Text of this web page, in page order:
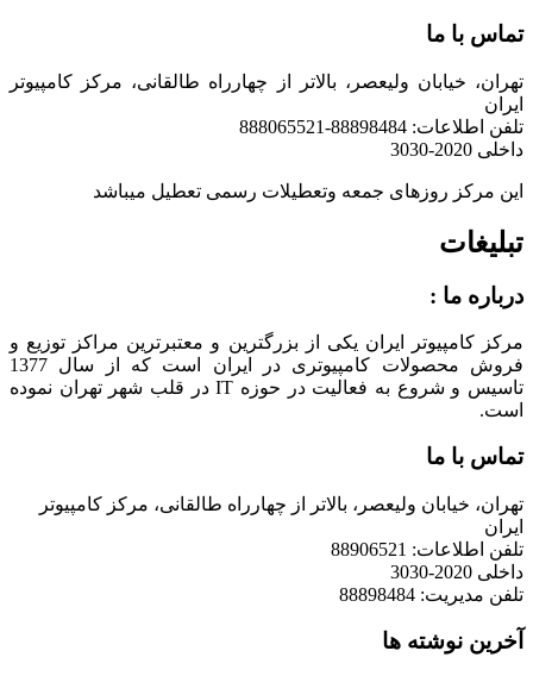
تماس با ما
تهران، خیابان ولیعصر، بالاتر از چهارراه طالقانی، مرکز کامپیوتر
ایران
تلفن اطلاعات: 88898484-888065521
داخلی 2020-3030
این مرکز روزهای جمعه وتعطیلات رسمی تعطیل میباشد
تبلیغات
درباره ما :
مرکز کامپیوتر ایران یکی از بزرگترین و معتبرترین مراکز توزیع و
فروش محصولات کامپیوتری در ایران است که از سال 1377
تاسیس و شروع به فعالیت در حوزه IT در قلب شهر تهران نموده
است.
تماس با ما
تهران، خیابان ولیعصر، بالاتر از چهارراه طالقانی، مرکز کامپیوتر
ایران
تلفن اطلاعات: 88906521
داخلی 2020-3030
تلفن مدیریت: 88898484
آخرین نوشته ها